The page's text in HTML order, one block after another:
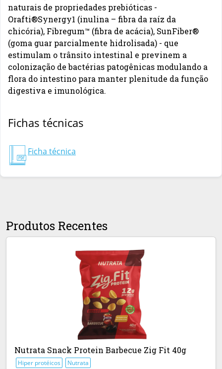
naturais de propriedades prebióticas -
Orafti®Synergy1 (inulina – fibra da raíz da
chicória), Fibregum™ (fibra de acácia), SunFiber®
(goma guar parcialmente hidrolisada) - que
estimulam o trânsito intestinal e previnem a
colonização de bactérias patogênicas modulando a
flora do intestino para manter plenitude da função
digestiva e imunológica.
Fichas técnicas
Ficha técnica
Produtos Recentes
Nutrata Snack Protein Barbecue Zig Fit 40g
Hiper protéicos Nutrata